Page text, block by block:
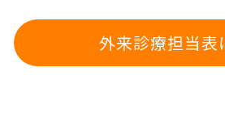
外来診療担当表